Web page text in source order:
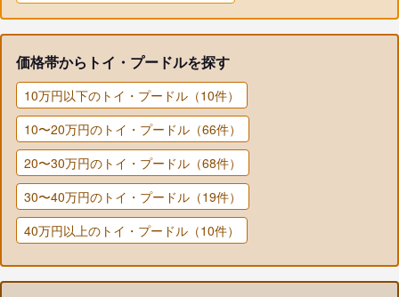
価格帯からトイ・プードルを探す
10万円以下のトイ・プードル（10件）
10〜20万円のトイ・プードル（66件）
20〜30万円のトイ・プードル（68件）
30〜40万円のトイ・プードル（19件）
40万円以上のトイ・プードル（10件）